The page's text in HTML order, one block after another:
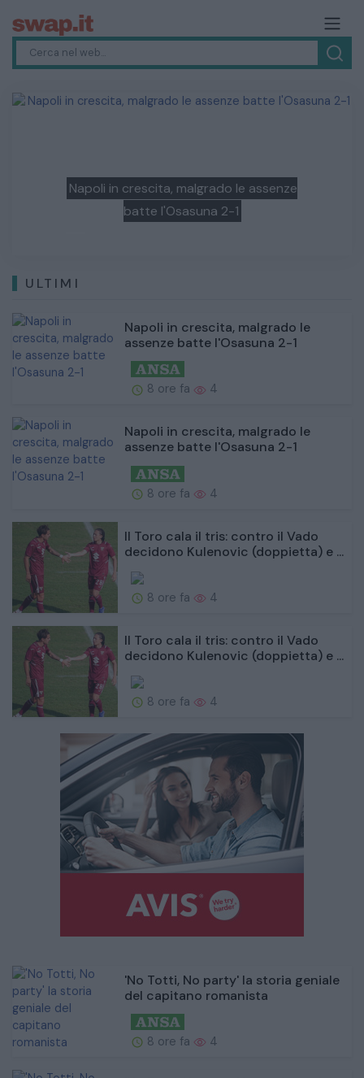
Napoli in crescita, malgrado le assenze
batte l'Osasuna 2-1
Previous
ULTIMI
Napoli in crescita, malgrado le
assenze batte l'Osasuna 2-1
8 ore fa 4
Napoli in crescita, malgrado le
assenze batte l'Osasuna 2-1
8 ore fa 4
Il Toro cala il tris: contro il Vado
decidono Kulenovic (doppietta) e ...
8 ore fa 4
Il Toro cala il tris: contro il Vado
decidono Kulenovic (doppietta) e ...
8 ore fa 4
'No Totti, No party' la storia geniale
del capitano romanista
8 ore fa 4